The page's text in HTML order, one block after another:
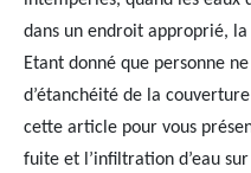
dans un endroit approprié,
Etant donné que personne
d’étanchéité de la
cette article pour vous
fuite et l’infiltration d’eau